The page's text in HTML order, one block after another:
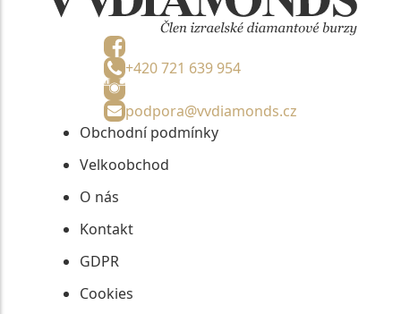
+420 721 639 954
podpora@vvdiamonds.cz
Obchodní podmínky
Velkoobchod
O nás
Kontakt
GDPR
Cookies